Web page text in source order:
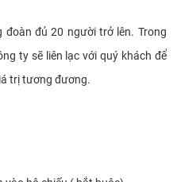
đoàn đủ 20 người trở lên. Trong
ty sẽ liên lạc với quý khách để
trị tương đương.